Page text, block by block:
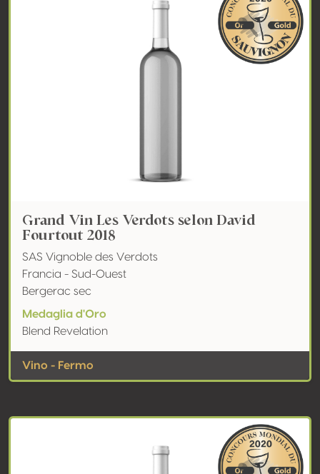
Grand Vin Les Verdots selon David
Fourtout 2018
SAS Vignoble des Verdots
Francia - Sud-Ouest
Bergerac sec
Medaglia d'Oro
Blend Revelation
Vino - Fermo